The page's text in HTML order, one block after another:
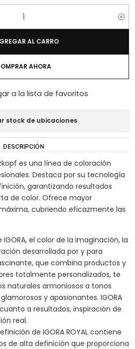
AL CARRO
AHORA
a la lista de favoritos
stock de ubicaciones
DESCRIPCIÓN
es una línea de coloración
Destaca por su tecnología
garantizando resultados
de color. Ofrece mayor
cubriendo eficazmente las
el color de la imaginación, la
desarrollada por y para
que combina productos y
totalmente personalizados, te
naturales armoniosos a tonos
y apasionantes. IGORA
a resultados, inspiración de
real.
de IGORA ROYAL contiene
de alta definición que proporciona